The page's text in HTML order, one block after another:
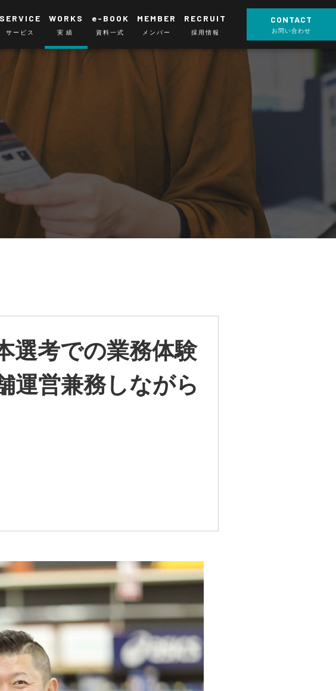
SERVICE
サービス
WORKS
実績
e-BOOK
資料一式
MEMBER
メンバー
RECRUIT
採用情報
CONTACT
お問い合わせ
選考での業務体験
運営兼務しながら